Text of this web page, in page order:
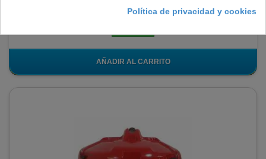
7,72 €
AÑADIR AL CARRITO
Política de privacidad y cookies